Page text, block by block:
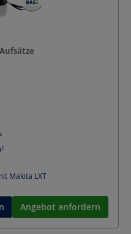
Makita LXT
Angebot anfordern